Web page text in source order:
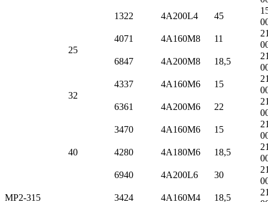
1322
4А200L4 45
МР2-315
25
4071 4А160M8 11
6847
4А200M8 18,5
32
4337 4А160M6 15
6361
4А200M6 22
40
3470 4А160M6 15
4280
4А180M6 18,5
6940
4А200L6 30
3424 4А160M4 18,5